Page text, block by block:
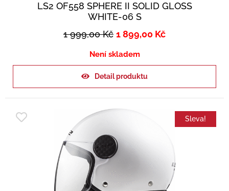
LS2 OF558 SPHERE II SOLID GLOSS
WHITE-06 S
1 999,00Kč 1 899,00 Kč
Není skladem
Detail produktu
Sleva!